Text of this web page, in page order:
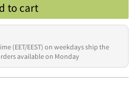
to cart
(EET/EEST) on weekdays ship the
available on Monday